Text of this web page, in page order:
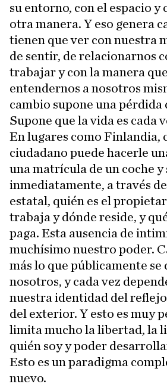
su entorno, con el espacio y
otra manera. Y eso genera
tienen que ver con nuestra
de sentir, de relacionarnos
trabajar y con la manera
entendernos a nosotros
cambio supone una
Supone que la vida es cada
En lugares como Finlandia,
ciudadano puede hacerle
una matrícula de un coche y
inmediatamente, a través
estatal, quién es el
trabaja y dónde reside, y
paga. Esta ausencia de
muchísimo nuestro poder.
más lo que públicamente se
nosotros, y cada vez
nuestra identidad del
del exterior. Y esto es muy
limita mucho la libertad, la
quién soy y poder
Esto es un paradigma
nuevo.